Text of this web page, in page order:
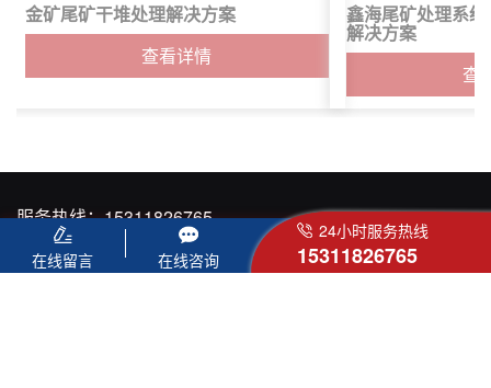
金矿尾矿干堆处理解决方案
查看详情
鑫海尾矿处理系
解决方案
查
服务热线：15311826765
网 址：https://www.agitatorprice.com.cn/
在线留言 在线咨询
24小时服务热线
15311826765